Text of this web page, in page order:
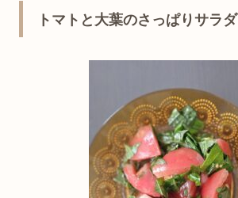
トマトと大葉のさっぱりサラダ